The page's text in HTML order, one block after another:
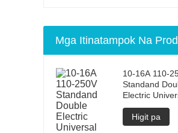
Mga Itinatampok Na
10-16A 110-
Standand
Electric
Sockets Nang
Walang
Pagbubugbog
Higit pa